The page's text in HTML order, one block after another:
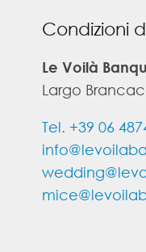
Condizioni
Le Voilà
Largo
Tel. +39 06